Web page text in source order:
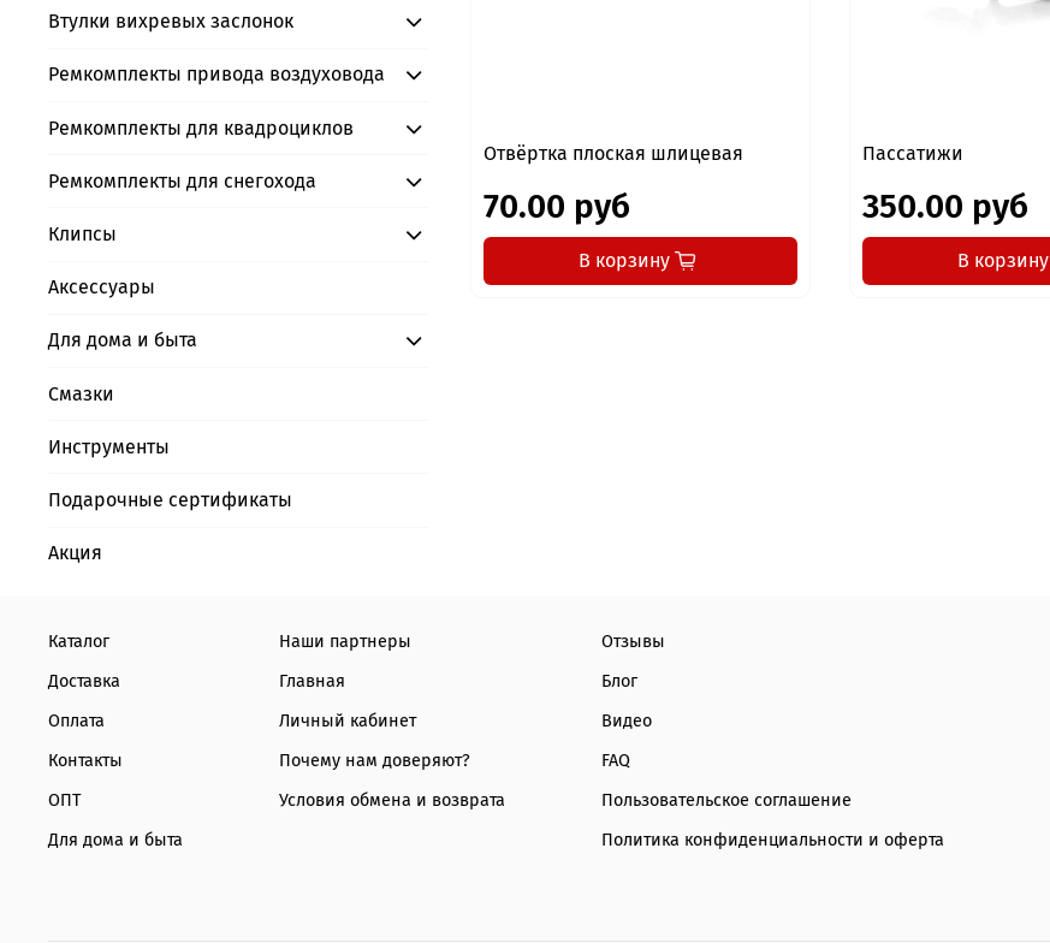
Отвёртка плоская шлицевая
70.00 руб
В корзину
Пассатижи
350.00 руб
В корзину
Втулки вихревых заслонок
Ремкомплекты привода воздуховода
Ремкомплекты для квадроциклов
Ремкомплекты для снегохода
Клипсы
Аксессуары
Для дома и быта
Смазки
Инструменты
Подарочные сертификаты
Акция
Каталог
Доставка
Оплата
Контакты
ОПТ
Для дома и быта
Наши партнеры
Главная
Личный кабинет
Почему нам доверяют?
Условия обмена и возврата
Отзывы
Блог
Видео
FAQ
Пользовательское соглашение
Политика конфиденциальности и оферта